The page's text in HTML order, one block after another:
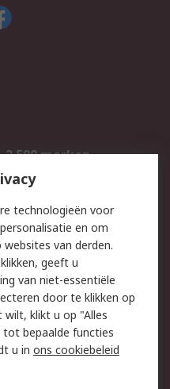
2.500 merken
Inkoopoplossingen
Email veiligheid
Websitevoorwaarden
technologieën voor
en om
van derden.
geeft u
van niet-essentiële
door te klikken op
wilt, klikt u op "Alles
bepaalde functies
u in ons cookiebeleid